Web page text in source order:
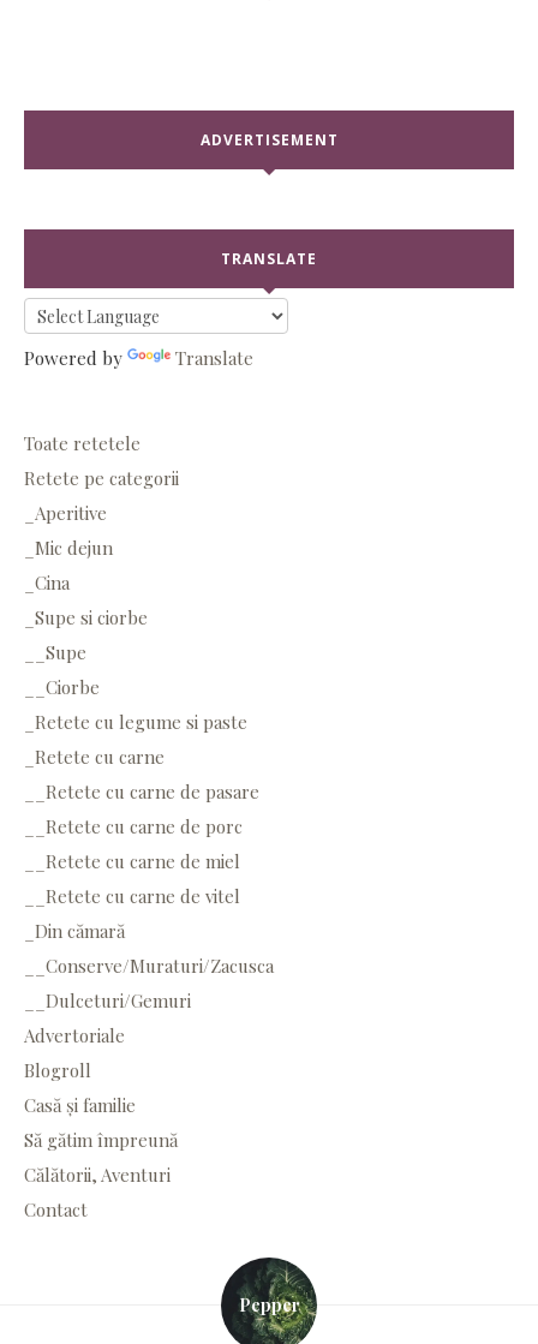
ADVERTISEMENT
TRANSLATE
Powered by Translate
Toate retetele
Retete pe categorii
_Aperitive
_Mic dejun
_Cina
_Supe si ciorbe
__Supe
__Ciorbe
_Retete cu legume si paste
_Retete cu carne
__Retete cu carne de pasare
__Retete cu carne de porc
__Retete cu carne de miel
__Retete cu carne de vitel
_Din cămară
__Conserve/Muraturi/Zacusca
__Dulceturi/Gemuri
Advertoriale
Blogroll
Casă și familie
Să gătim împreună
Călătorii, Aventuri
Contact
Pepper